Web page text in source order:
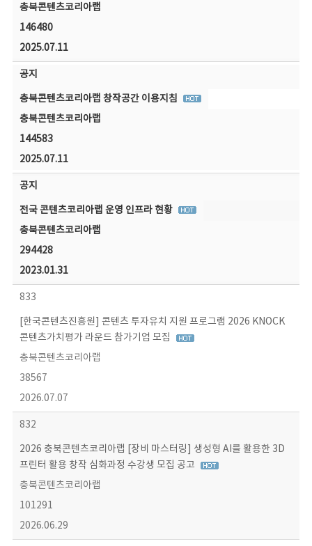
충북콘텐츠코리아랩
146480
2025.07.11
공지
충북콘텐츠코리아랩 창작공간 이용지침
충북콘텐츠코리아랩
144583
2025.07.11
공지
전국 콘텐츠코리아랩 운영 인프라 현황
충북콘텐츠코리아랩
294428
2023.01.31
833
[한국콘텐츠진흥원] 콘텐츠 투자유치 지원 프로그램 2026 KNOCK
콘텐츠가치평가 라운드 참가기업 모집
충북콘텐츠코리아랩
38567
2026.07.07
832
2026 충북콘텐츠코리아랩 [장비 마스터링] 생성형 AI를 활용한 3D
프린터 활용 창작 심화과정 수강생 모집 공고
충북콘텐츠코리아랩
101291
2026.06.29